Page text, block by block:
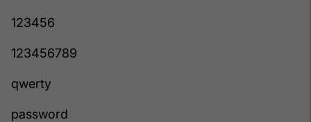
123456
123456789
qwerty
password